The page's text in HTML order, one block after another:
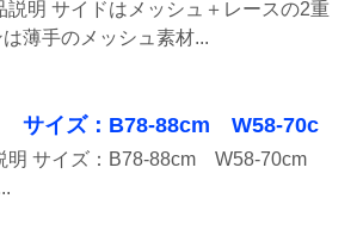
明 サイドはメッシュ＋レースの2重
薄手のメッシュ素材...
サイズ：B78-88cm W58-70c
明 サイズ：B78-88cm W58-70cm